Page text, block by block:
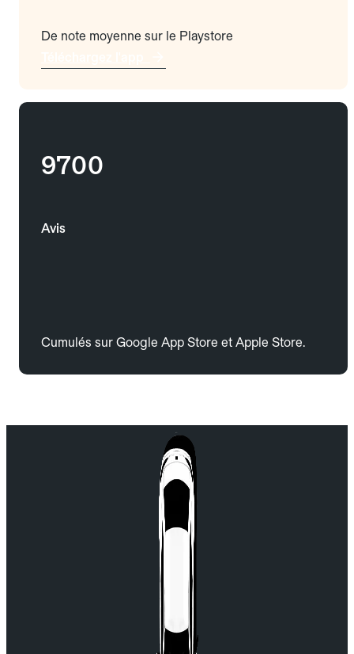
De note moyenne sur le Playstore
9700
Avis
Cumulés sur Google App Store et Apple Store.